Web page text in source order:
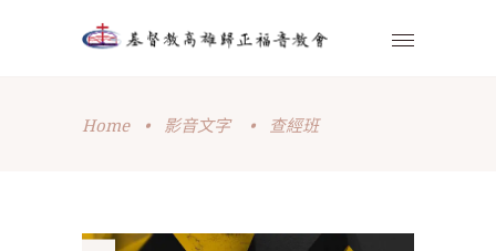
Home • 影音文字 • 查經班